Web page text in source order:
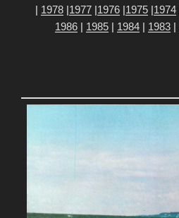
1974
1975
1976
1977
1978
1983
1984
1985
1986